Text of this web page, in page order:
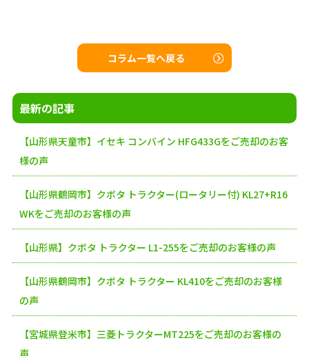
コラム一覧へ戻る
最新の記事
【山形県天童市】イセキ コンバイン HFG433Gをご売却のお客
様の声
【山形県鶴岡市】クボタ トラクター(ロータリー付) KL27+R16
WKをご売却のお客様の声
【山形県】クボタ トラクター L1-255をご売却のお客様の声
【山形県鶴岡市】クボタ トラクター KL410をご売却のお客様
の声
【宮城県登米市】三菱トラクターMT225をご売却のお客様の